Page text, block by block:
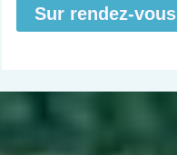
Sur rendez-vous